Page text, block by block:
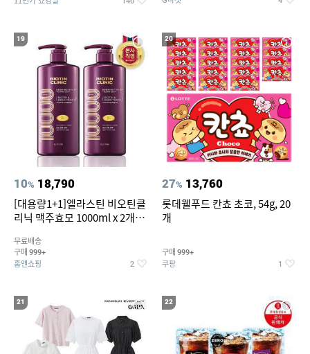
19
10% 18,790
[대용량1+1]엘라스틴 비오틴클
리닉 맥주효모 1000ml x 2개
무료배송
구매 999+
홈앤쇼핑 2
20
27% 13,760
롯데웰푸드 칸쵸 초코, 54g, 20
개
구매 999+
쿠팡 1
21 22